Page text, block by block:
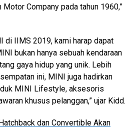
Company pada tahun 1960,”
di IIMS 2019, kami harap dapat
bukan hanya sebuah kendaraan
gaya hidup yang unik. Lebih
ini, MINI juga hadirkan
MINI Lifestyle, aksesoris
khusus pelanggan,” ujar Kidd.
dan Convertible Akan